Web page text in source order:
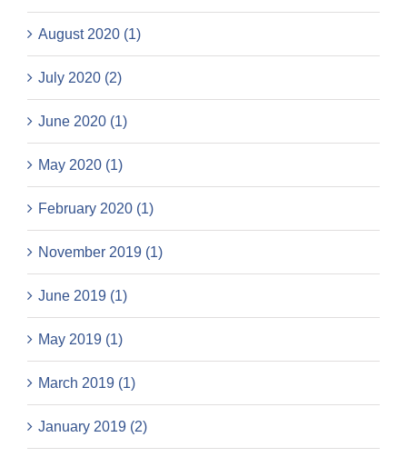
August 2020 (1)
July 2020 (2)
June 2020 (1)
May 2020 (1)
February 2020 (1)
November 2019 (1)
June 2019 (1)
May 2019 (1)
March 2019 (1)
January 2019 (2)